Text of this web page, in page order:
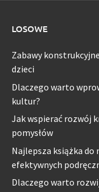
LOSOWE
Zabawy
dzieci
Dlaczego warto
kultur?
Jak wspierać rozwój
pomysłów
Najlepsza książka do
efektywnych
Dlaczego warto